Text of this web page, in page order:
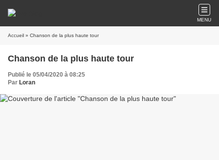
MENU
Accueil » Chanson de la plus haute tour
Chanson de la plus haute tour
Publié le 05/04/2020 à 08:25
Par Loran